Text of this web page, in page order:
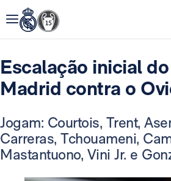
Escalação inicial
Madrid contra o
Jogam: Courtois, Trent,
Carreras, Tchouameni,
Mastantuono, Vini Jr. e